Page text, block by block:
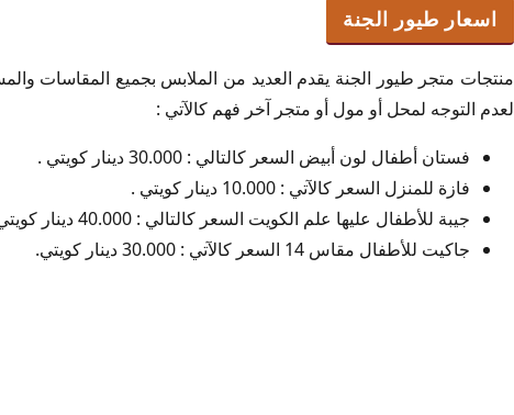
اسعار طيور الجنة
منتجات متجر طيور الجنة يقدم العديد من الملابس بجميع المقاسات
لعدم التوجه لمحل أو مول أو متجر آخر فهم كالآتي :
فستان أطفال لون أبيض السعر كالتالي : 30.000 دينار كويتي .
فازة للمنزل السعر كالآتي : 10.000 دينار كويتي .
جيبة للأطفال عليها علم الكويت السعر كالتالي : 40.000 دينار كويتي .
جاكيت للأطفال مقاس 14 السعر كالآتي : 30.000 دينار كويتي.